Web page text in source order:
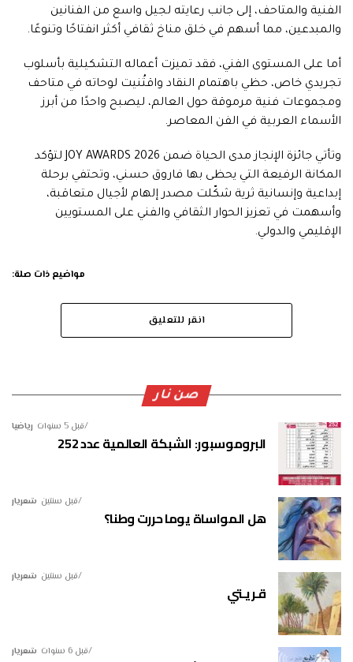
الفنية والمتاحف، إلى جانب رعايته لجيل واسع من الفنانين
والمبدعين، مما أسهم في خلق مناخ ثقافي أكثر انفتاحًا وتنوعًا.
أما على المستوى الفني، فقد تميزت أعماله التشكيلية بأسلوب
تجريدي خاص، حظي باهتمام النقاد واقتُنيت لوحاته في متاحف
ومجموعات فنية مرموقة حول العالم، ليصبح واحدًا من أبرز
الأسماء العربية في الفن المعاصر.
وتأتي جائزة الإنجاز مدى الحياة ضمن JOY AWARDS 2026 لتؤكد
المكانة الرفيعة التي يحظى بها فاروق حسني، وتحتفي برحلة
إبداعية وإنسانية ثرية شكّلت مصدر إلهام لأجيال متعاقبة،
وأسهمت في تعزيز الحوار الثقافي والفني على المستويين
الإقليمي والدولي.
مواضيع ذات صلة:
انقر للتعليق
صن نار
رياضيا قبل 5 سنوات
البروموسبور: الشبكة العالمية عدد 252
شعريار قبل سنتين
هل المواساة يوما حررت وطنا؟
شعريار قبل سنتين
قـريـتي
شعريار قبل 6 سنوات